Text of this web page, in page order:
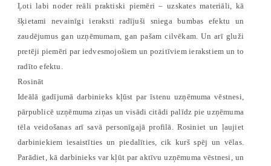
Ļoti labi noder reāli praktiski piemēri – uzskates materiāli, kā
šķietami nevainīgi ieraksti radījuši sniega bumbas efektu un
zaudējumus gan uzņēmumam, gan pašam cilvēkam. Un arī gluži
pretēji piemēri par iedvesmojošiem un pozitīviem ierakstiem un to
radīto efektu.
Rosināt
Ideālā gadījumā darbinieks kļūst par īstenu uzņēmuma vēstnesi,
pārpublicē uzņēmuma ziņas un visādi citādi palīdz pie uzņēmuma
tēla veidošanas arī savā personīgajā profilā. Rosiniet un ļaujiet
darbiniekiem iesaistīties un piedalīties, cik kurš spēj un vēlas.
Parādiet, kā darbinieks var kļūt par aktīvu uzņēmuma vēstnesi, un